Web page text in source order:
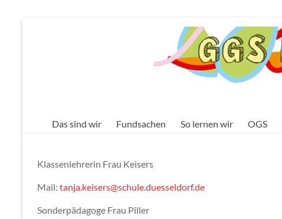
Das sind wir Fundsachen So lernen wir OGS
Klassenlehrerin Frau Keisers
Mail: tanja.keisers@schule.duesseldorf.de
Sonderpädagoge Frau Piller